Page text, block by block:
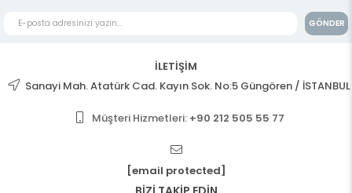
GÖNDER
İLETİŞİM
Sanayi Mah. Atatürk Cad. Kayın Sok. No:5 Güngören / İSTANBUL
Müşteri Hizmetleri: +90 212 505 55 77
[email protected]